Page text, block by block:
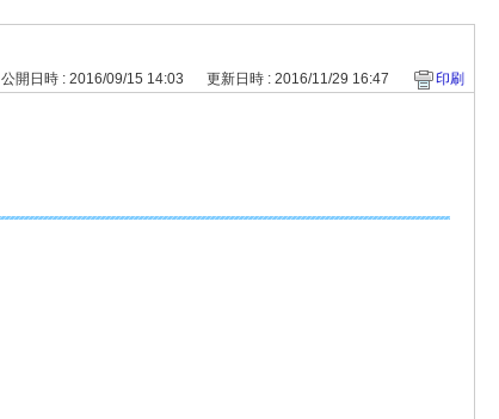
公開日時 : 2016/09/15 14:03 更新日時 : 2016/11/29 16:47 印刷